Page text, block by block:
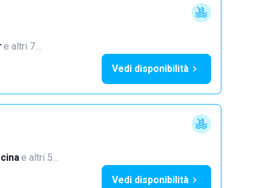
·e altri 7…
Vedi disponibilità
·e altri 5…
Vedi disponibilità